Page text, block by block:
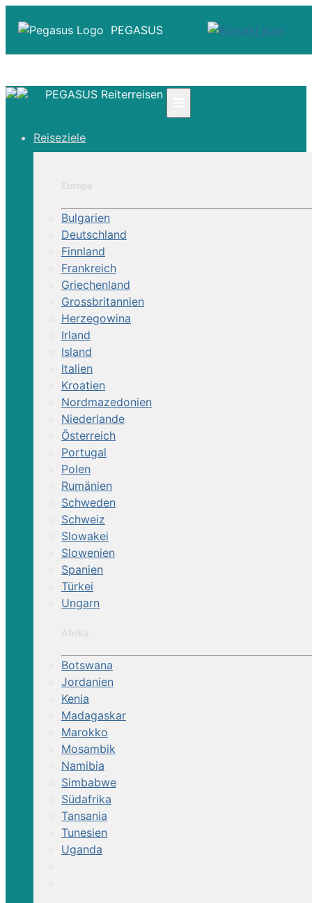
PEGASUS
☎ Deutschland 0800 - 505 18 01
Über Uns
PEGASUS Reiterreisen
Reiseziele
Bulgarien
Deutschland
Finnland
Frankreich
Griechenland
Grossbritannien
Herzegowina
Irland
Island
Italien
Kroatien
Nordmazedonien
Niederlande
Österreich
Portugal
Polen
Rumänien
Schweden
Schweiz
Slowakei
Slowenien
Spanien
Türkei
Ungarn
Botswana
Jordanien
Kenia
Madagaskar
Marokko
Mosambik
Namibia
Simbabwe
Südafrika
Tansania
Tunesien
Uganda